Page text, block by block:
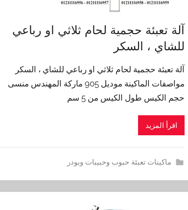
آلة تعبئة حجمية لحام ثلاثي او رباعي
للشاي ، السكر
آلة تعبئة حجمية لحام ثلاثي او رباعي للشاي ، السكر
مواصفات الماكينة موديل 905 ماركة المهندس منسى
حجم الكيس طول الكيس من 5 سم
اقرأ المزيد
ماكينات تعبئة حبوب وحبيبات وبودر